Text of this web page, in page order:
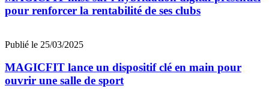
pour renforcer la rentabilité de ses clubs
Publié le 25/03/2025
MAGICFIT lance un dispositif clé en main pour
ouvrir une salle de sport